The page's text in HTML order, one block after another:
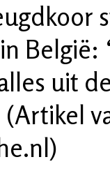
België:
uit
(Artikel